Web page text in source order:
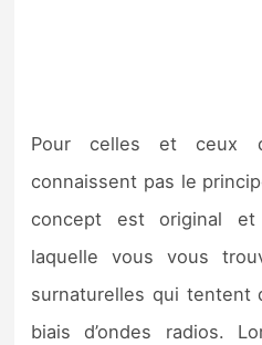
Pour celles et ceux
connaissent pas le
concept est original et
laquelle vous vous
surnaturelles qui tentent
biais d’ondes radios.